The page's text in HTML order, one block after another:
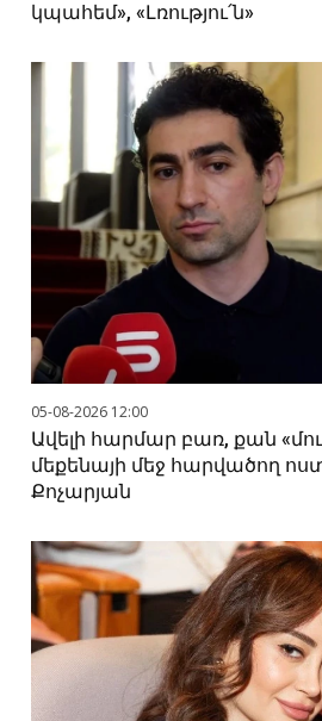
կպահեմ», «Լռությու՛ն»
05-08-2026 12:00
Ավելի հարմար բառ, քան
մեքենայի մեջ հարվածող
Քոչարյան